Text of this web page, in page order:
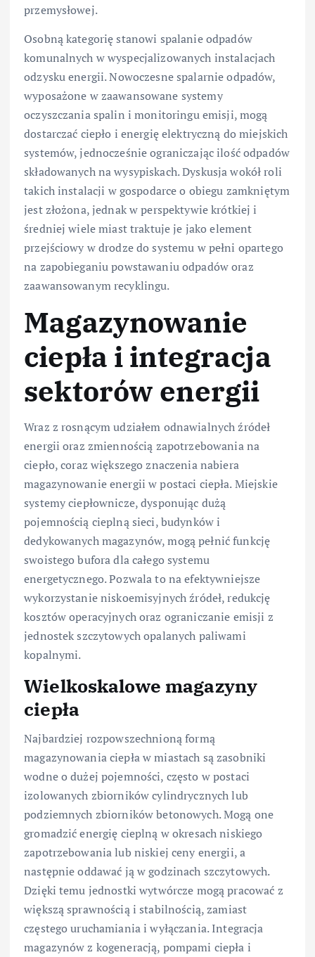
przemysłowej.
Osobną kategorię stanowi spalanie odpadów
komunalnych w wyspecjalizowanych instalacjach
odzysku energii. Nowoczesne spalarnie odpadów,
wyposażone w zaawansowane systemy
oczyszczania spalin i monitoringu emisji, mogą
dostarczać ciepło i energię elektryczną do miejskich
systemów, jednocześnie ograniczając ilość odpadów
składowanych na wysypiskach. Dyskusja wokół roli
takich instalacji w gospodarce o obiegu zamkniętym
jest złożona, jednak w perspektywie krótkiej i
średniej wiele miast traktuje je jako element
przejściowy w drodze do systemu w pełni opartego
na zapobieganiu powstawaniu odpadów oraz
zaawansowanym recyklingu.
Magazynowanie
ciepła i integracja
sektorów energii
Wraz z rosnącym udziałem odnawialnych źródeł
energii oraz zmiennością zapotrzebowania na
ciepło, coraz większego znaczenia nabiera
magazynowanie energii w postaci ciepła. Miejskie
systemy ciepłownicze, dysponując dużą
pojemnością cieplną sieci, budynków i
dedykowanych magazynów, mogą pełnić funkcję
swoistego bufora dla całego systemu
energetycznego. Pozwala to na efektywniejsze
wykorzystanie niskoemisyjnych źródeł, redukcję
kosztów operacyjnych oraz ograniczanie emisji z
jednostek szczytowych opalanych paliwami
kopalnymi.
Wielkoskalowe magazyny
ciepła
Najbardziej rozpowszechnioną formą
magazynowania ciepła w miastach są zasobniki
wodne o dużej pojemności, często w postaci
izolowanych zbiorników cylindrycznych lub
podziemnych zbiorników betonowych. Mogą one
gromadzić energię cieplną w okresach niskiego
zapotrzebowania lub niskiej ceny energii, a
następnie oddawać ją w godzinach szczytowych.
Dzięki temu jednostki wytwórcze mogą pracować z
większą sprawnością i stabilnością, zamiast
częstego uruchamiania i wyłączania. Integracja
magazynów z kogeneracją, pompami ciepła i